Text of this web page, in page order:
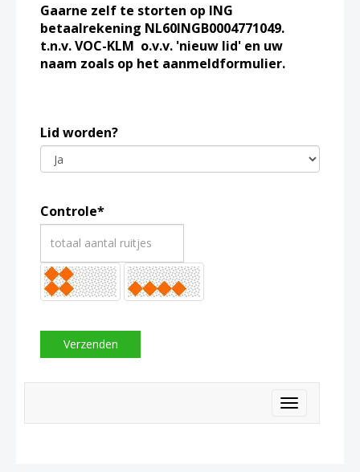
Gaarne zelf te storten op ING
betaalrekening NL60INGB0004771049.
t.n.v. VOC-KLM o.v.v. 'nieuw lid' en uw
naam zoals op het aanmeldformulier.
Lid worden?
Controle*
Verzenden
Toggle